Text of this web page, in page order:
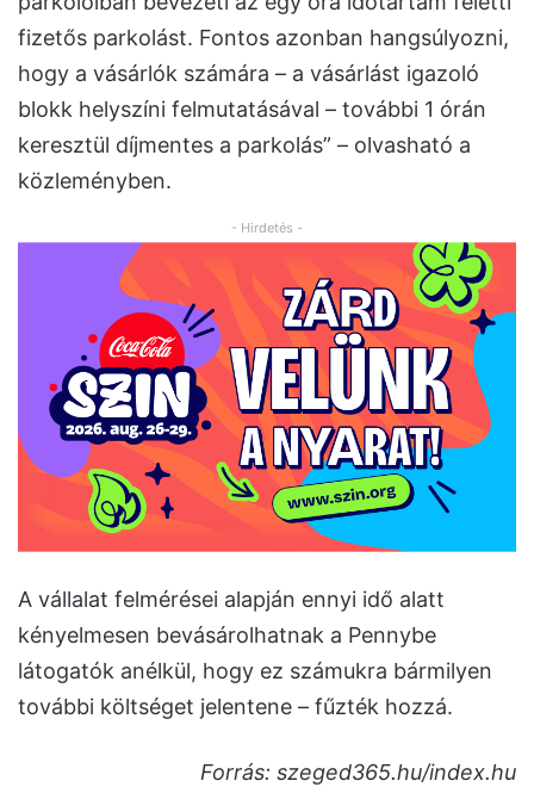
fizetős parkolást. Fontos azonban hangsúlyozni,
hogy a vásárlók számára – a vásárlást igazoló
blokk helyszíni felmutatásával – további 1 órán
keresztül díjmentes a parkolás” – olvasható a
közleményben.
- Hirdetés -
A vállalat felmérései alapján ennyi idő alatt
kényelmesen bevásárolhatnak a Pennybe
látogatók anélkül, hogy ez számukra bármilyen
további költséget jelentene – fűzték hozzá.
Forrás: szeged365.hu/index.hu